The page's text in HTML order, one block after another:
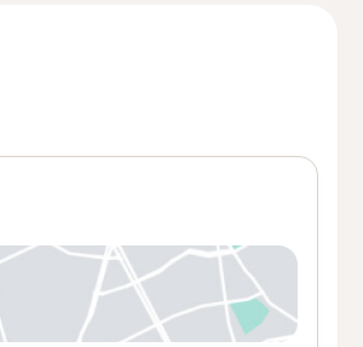
en una nueva pestaña